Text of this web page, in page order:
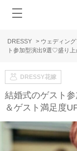
DRESSY > ウェディン
ト参加型演出9選♡盛り
DRESSY花嫁
結婚式のゲスト
＆ゲスト満足度